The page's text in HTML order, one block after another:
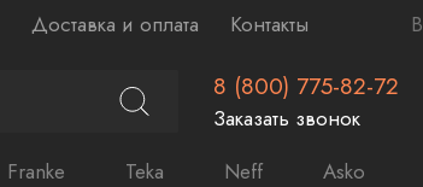
Доставка и оплата Контакты
8 (800) 775-82-72
Заказать звонок
Franke Teka Neff Asko